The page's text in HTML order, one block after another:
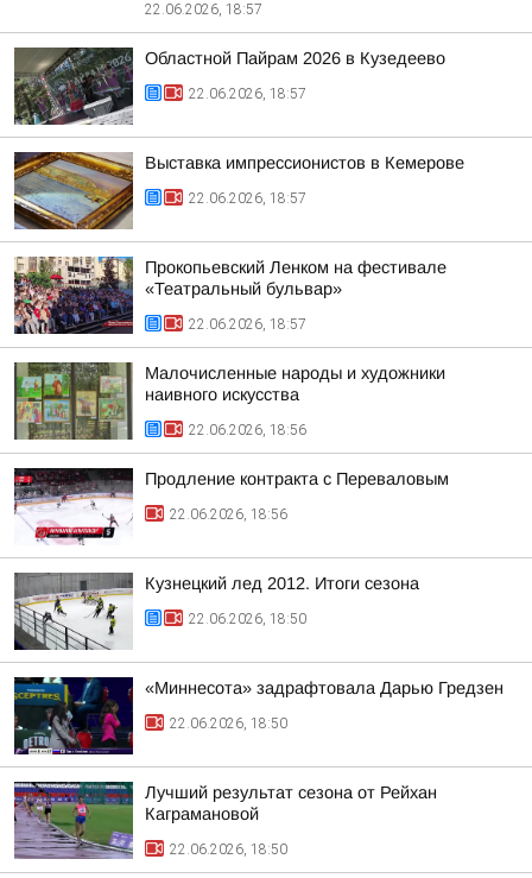
22.06.2026, 18:57
Областной Пайрам 2026 в Кузедеево
22.06.2026, 18:57
Выставка импрессионистов в Кемерове
22.06.2026, 18:57
Прокопьевский Ленком на фестивале
«Театральный бульвар»
22.06.2026, 18:57
Малочисленные народы и художники
наивного искусства
22.06.2026, 18:56
Продление контракта с Переваловым
22.06.2026, 18:56
Кузнецкий лед 2012. Итоги сезона
22.06.2026, 18:50
«Миннесота» задрафтовала Дарью Гредзен
22.06.2026, 18:50
Лучший результат сезона от Рейхан
Каграмановой
22.06.2026, 18:50